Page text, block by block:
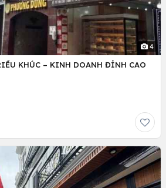
4
KHÚC – KINH DOANH ĐỈNH CAO